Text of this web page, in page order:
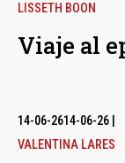
LISSETH BOON
Viaje al
14-06-2614-06-26
VALENTINA LARES